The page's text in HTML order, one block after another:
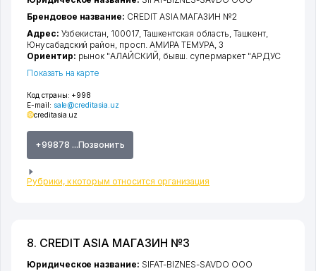
Код страны: +998
E-mail: sale@creditasia.uz
creditasia.uz
+99878 ...Позвонить
Рубрики, к которым относится организация
Брендовое название: CREDIT ASIA МАГАЗИН №2
Адрес: Узбекистан, 100017, Ташкентская область, Ташкент,
Юнусабадский район, просп. АМИРА ТЕМУРА, 3
Ориентир: рынок "АЛАЙСКИЙ, бывш. супермаркет "АРДУС
Показать на карте
8. CREDIT ASIA МАГАЗИН №3
Юридическое название: SIFAT-BIZNES-SAVDO ООО